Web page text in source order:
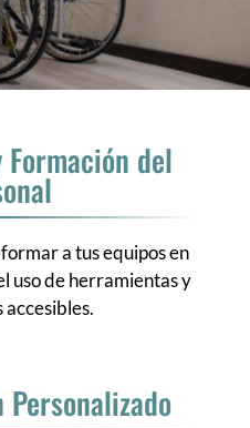
del
a tus equipos en
uso de herramientas y